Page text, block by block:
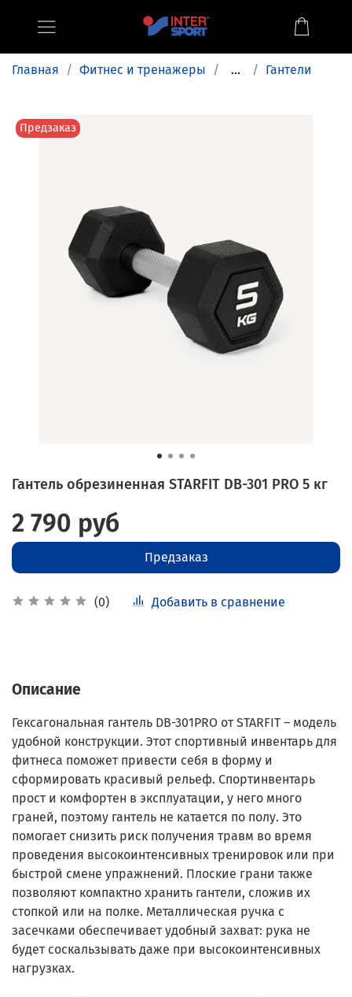
Главная Фитнес и тренажеры ... Гантели
Предзаказ
Гантель обрезиненная STARFIT DB-301 PRO 5 кг
(0) Добавить в сравнение
2 790 руб
Предзаказ
Описание
Гексагональная гантель DB-301PRO от STARFIT – модель
удобной конструкции. Этот спортивный инвентарь для
фитнеса поможет привести себя в форму и
сформировать красивый рельеф. Спортинвентарь
прост и комфортен в эксплуатации, у него много
граней, поэтому гантель не катается по полу. Это
помогает снизить риск получения травм во время
проведения высокоинтенсивных тренировок или при
быстрой смене упражнений. Плоские грани также
позволяют компактно хранить гантели, сложив их
стопкой или на полке. Металлическая ручка с
засечками обеспечивает удобный захват: рука не
будет соскальзывать даже при высокоинтенсивных
нагрузках.